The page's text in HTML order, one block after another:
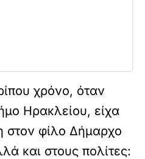
χρόνο, όταν
Ηρακλείου, είχα
στον φίλο Δήμαρχο
και στους πολίτες: